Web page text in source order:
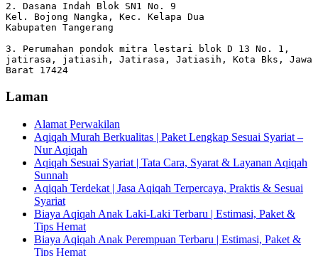
2. Dasana Indah Blok SN1 No. 9
Kel. Bojong Nangka, Kec. Kelapa Dua
Kabupaten Tangerang
3. Perumahan pondok mitra lestari blok D 13 No. 1,
jatirasa, jatiasih, Jatirasa, Jatiasih, Kota Bks, Jawa
Barat 17424
Laman
Alamat Perwakilan
Aqiqah Murah Berkualitas | Paket Lengkap Sesuai Syariat –
Nur Aqiqah
Aqiqah Sesuai Syariat | Tata Cara, Syarat & Layanan Aqiqah
Sunnah
Aqiqah Terdekat | Jasa Aqiqah Terpercaya, Praktis & Sesuai
Syariat
Biaya Aqiqah Anak Laki-Laki Terbaru | Estimasi, Paket &
Tips Hemat
Biaya Aqiqah Anak Perempuan Terbaru | Estimasi, Paket &
Tips Hemat